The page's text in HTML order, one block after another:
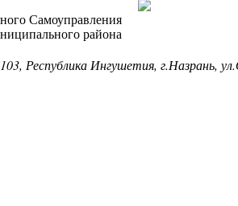
Самоуправления
района
Республика Ингушетия, г.Назрань,